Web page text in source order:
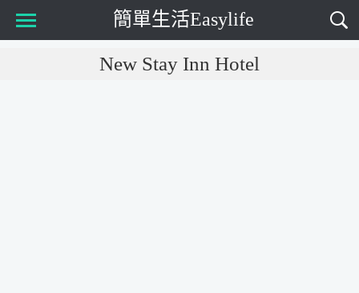
簡單生活Easylife
Main MenuNew Stay Inn Hotel